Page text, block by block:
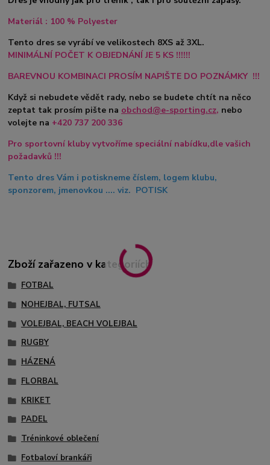
Materiál : 100 % Polyester
Tento dres se vyrábí ve velikostech 8XS až 3XL.
MINIMÁLNÍ POČET K OBJEDNÁNÍ JE 5 KS !!!!!!
BAREVNOU KOMBINACI PROSÍM NAPIŠTE DO POZNÁMKY !!!
Když si nebudete vědět rady, nebo se budete chtít na něco
zeptat tak prosím pište na obchod@e-sporting.cz, nebo
volejte na +420 737 200 336
Pro sportovní kluby vytvoříme speciální nabídku,dle vašich
požadavků !!!
Tento dres Vám i potiskneme číslem, logem klubu,
sponzorem, jmenovkou .... viz. POTISK
Zboží zařazeno v kategoriích
FOTBAL
NOHEJBAL, FUTSAL
VOLEJBAL, BEACH VOLEJBAL
RUGBY
HÁZENÁ
FLORBAL
KRIKET
PADEL
Tréninkové oblečení
Fotbaloví brankáři